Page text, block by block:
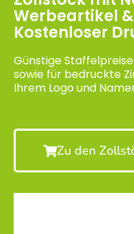
Werbeartikel
Kostenloser
Günstige
sowie für bedruckte
Ihrem Logo und
Zu den